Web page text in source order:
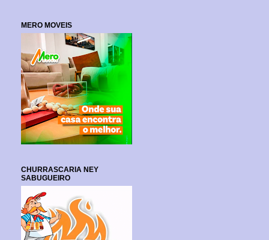
MERO MOVEIS
CHURRASCARIA NEY
SABUGUEIRO